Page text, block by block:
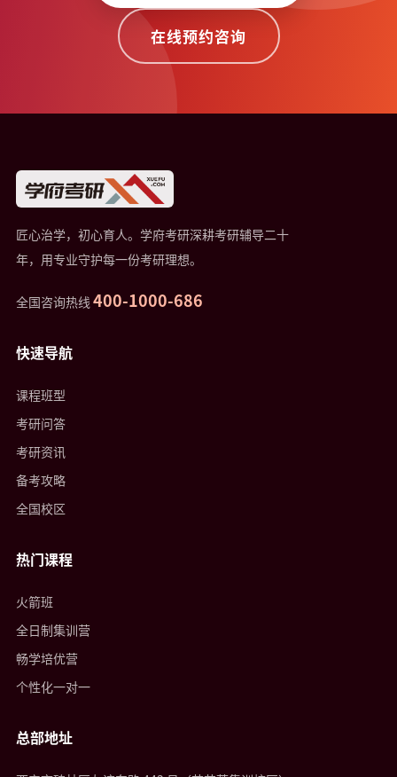
在线预约咨询
匠心治学，初心育人。学府考研深耕考研辅导二十
年，用专业守护每一份考研理想。
全国咨询热线400-1000-686
快速导航
课程班型
考研问答
考研资讯
备考攻略
全国校区
热门课程
火箭班
全日制集训营
畅学培优营
个性化一对一
总部地址